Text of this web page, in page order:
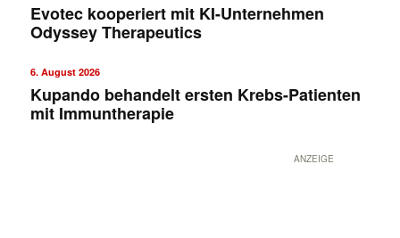
Evotec kooperiert mit KI-Unternehmen
Odyssey Therapeutics
6. August 2026
Kupando behandelt ersten Krebs-Patienten
mit Immuntherapie
ANZEIGE